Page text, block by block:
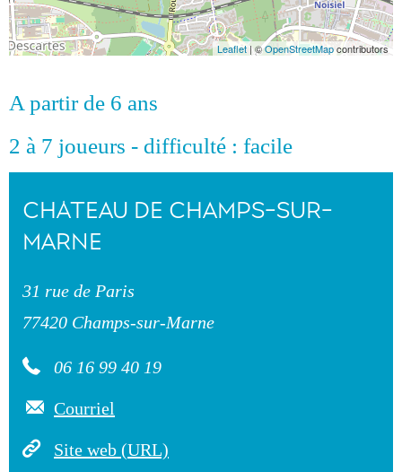
Leaflet| ©OpenStreetMapcontributors
A partir de 6 ans
2 à 7 joueurs - difficulté : facile
CHÂTEAU DE CHAMPS-SUR-
MARNE
31 rue de Paris
77420 Champs-sur-Marne
06 16 99 40 19
Courriel
Site web (URL)